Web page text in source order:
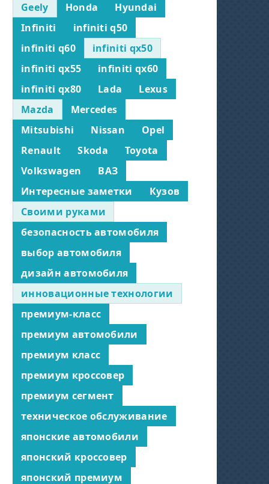
Geely
Honda
Hyundai
Infiniti
infiniti q50
infiniti q60
infiniti qx50
infiniti qx55
infiniti qx60
infiniti qx80
Lada
Lexus
Mazda
Mercedes
Mitsubishi
Nissan
Opel
Renault
Skoda
Toyota
Volkswagen
ВАЗ
Интересные заметки
Кузов
Своими руками
безопасность автомобиля
выбор автомобиля
дизайн автомобиля
инновационные технологии
премиум-класс
премиум автомобили
премиум класс
премиум кроссовер
премиум сегмент
техническое обслуживание
японские автомобили
японский кроссовер
японский премиум